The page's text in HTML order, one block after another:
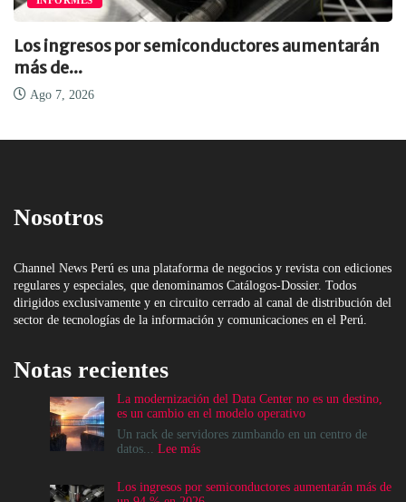
Los ingresos por semiconductores aumentarán
más de...
Ago 7, 2026
Nosotros
Channel News Perú es una plataforma de negocios y revista con ediciones
regulares y especiales, que denominamos Catálogos-Dossier. Todos
dirigidos exclusivamente y en circuito cerrado al canal de distribución del
sector de tecnologías de la información y comunicaciones en el Perú.
Notas recientes
La modernización del Data Center no es un destino,
es un cambio en el modelo operativo
Un rack de servidores zumbando en un centro de
datos... Lee más:
del
Los ingresos por semiconductores aumentarán más de